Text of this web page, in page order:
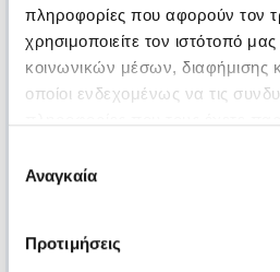
πληροφορίες που αφορούν τον
χρησιμοποιείτε τον ιστότοπό
κοινωνικών μέσων, διαφήμισης
οποίοι ενδεχομένως να τις
των υπηρεσιών τους.
συγκατάθεσης
Αναγκαία
Προτιμήσεις